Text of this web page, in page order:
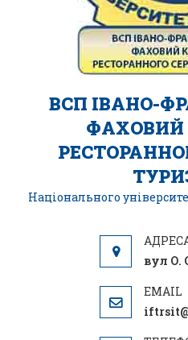
ВСП ІВАНО-
Національного
вул О.